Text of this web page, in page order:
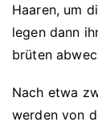
Haaren, um
legen dann
brüten
Nach etwa
werden von